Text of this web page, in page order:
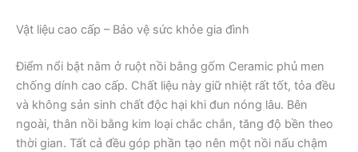
Vật liệu cao cấp – Bảo vệ sức khỏe gia đình
Điểm nổi bật nằm ở ruột nồi bằng gốm Ceramic phủ men
chống dính cao cấp. Chất liệu này giữ nhiệt rất tốt, tỏa đều
và không sản sinh chất độc hại khi đun nóng lâu. Bên
ngoài, thân nồi bằng kim loại chắc chắn, tăng độ bền theo
thời gian. Tất cả đều góp phần tạo nên một nồi nấu chậm